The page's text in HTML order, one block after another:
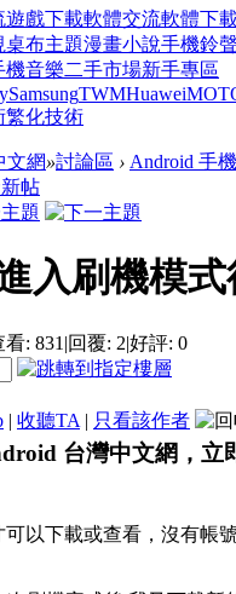
遊戲下載軟體交流軟體下
桌布主題漫畫小說手機鈴
機音樂二手市場新手專區
SamsungTWMHuawei
繁化技術
文網»討論區 › Android 手
入刷機模
看: 831 |回覆: 2|好評: 0
| 收聽TA | 只看該作者
台灣中文網，立
可以下載或查看，沒有帳